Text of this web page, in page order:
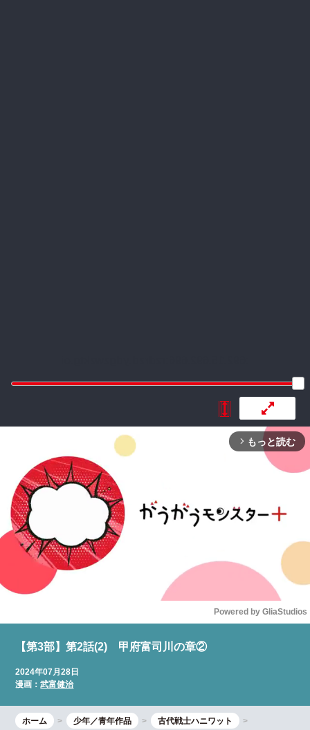
arrow_forward_ios もっと読む
Powered by GliaStudios
【第3部】第2話(2) 甲府富司川の章②
2024年07月28日
漫画：武富健治
ホーム 少年／青年作品
古代戦士ハニワット